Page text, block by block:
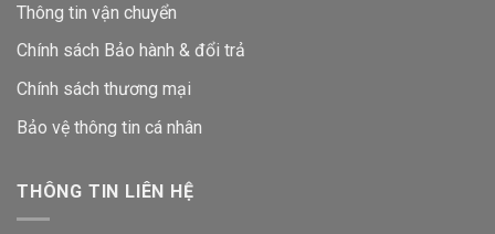
Thông tin vận chuyển
Chính sách Bảo hành & đổi trả
Chính sách thương mại
Bảo vệ thông tin cá nhân
THÔNG TIN LIÊN HỆ